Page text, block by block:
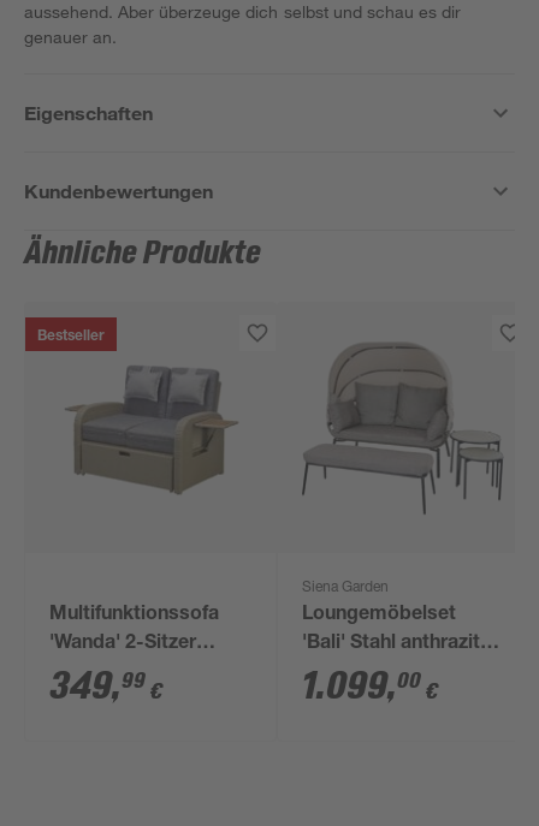
aussehend. Aber überzeuge dich selbst und schau es dir
genauer an.
Eigenschaften
Kundenbewertungen
Ähnliche Produkte
Bestseller
Multifunktionssofa
'Wanda' 2-Sitzer
beige/grau 115,5 x 90
x 89 cm
349,99 €
Siena Garden
Loungemöbelset
'Bali' Stahl anthrazit
4-teilig
1.099,00 €